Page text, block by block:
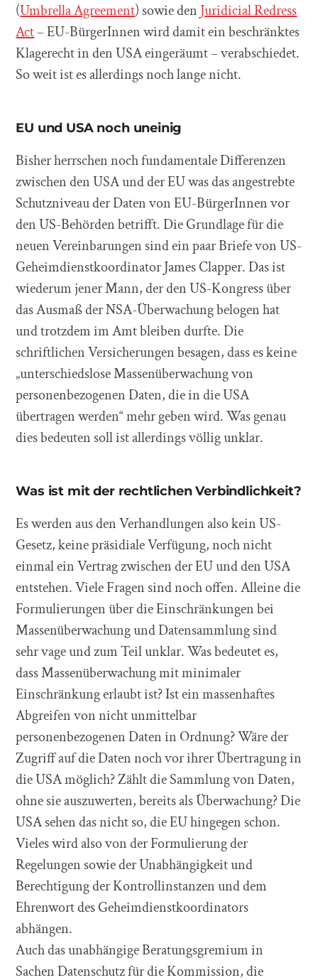
(Umbrella Agreement) sowie den Juridicial Redress
Act– EU-BürgerInnen wird damit ein beschränktes
Klagerecht in den USA eingeräumt – verabschiedet.
So weit ist es allerdings noch lange nicht.
EU und USA noch uneinig
Bisher herrschen noch fundamentale Differenzen
zwischen den USA und der EU was das angestrebte
Schutzniveau der Daten von EU-BürgerInnen vor
den US-Behörden betrifft. Die Grundlage für die
neuen Vereinbarungen sind ein paar Briefe von US-
Geheimdienstkoordinator James Clapper. Das ist
wiederum jener Mann, der den US-Kongress über
das Ausmaß der NSA-Überwachung belogen hat
und trotzdem im Amt bleiben durfte. Die
schriftlichen Versicherungen besagen, dass es keine
„unterschiedslose Massenüberwachung von
personenbezogenen Daten, die in die USA
übertragen werden“ mehr geben wird. Was genau
dies bedeuten soll ist allerdings völlig unklar.
Was ist mit der rechtlichen Verbindlichkeit?
Es werden aus den Verhandlungen also kein US-
Gesetz, keine präsidiale Verfügung, noch nicht
einmal ein Vertrag zwischen der EU und den USA
entstehen. Viele Fragen sind noch offen. Alleine die
Formulierungen über die Einschränkungen bei
Massenüberwachung und Datensammlung sind
sehr vage und zum Teil unklar. Was bedeutet es,
dass Massenüberwachung mit minimaler
Einschränkung erlaubt ist? Ist ein massenhaftes
Abgreifen von nicht unmittelbar
personenbezogenen Daten in Ordnung? Wäre der
Zugriff auf die Daten noch vor ihrer Übertragung in
die USA möglich? Zählt die Sammlung von Daten,
ohne sie auszuwerten, bereits als Überwachung? Die
USA sehen das nicht so, die EU hingegen schon.
Vieles wird also von der Formulierung der
Regelungen sowie der Unabhängigkeit und
Berechtigung der Kontrollinstanzen und dem
Ehrenwort des Geheimdienstkoordinators
abhängen.
Auch das unabhängige Beratungsgremium in
Sachen Datenschutz für die Kommission, die